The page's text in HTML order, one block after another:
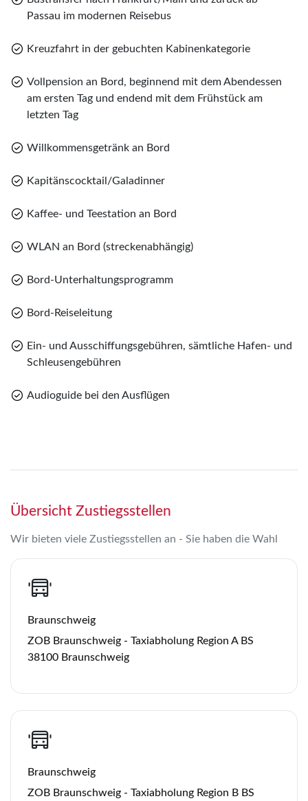
Passau im modernen Reisebus
Kreuzfahrt in der gebuchten Kabinenkategorie
Vollpension an Bord, beginnend mit dem Abendessen
am ersten Tag und endend mit dem Frühstück am
letzten Tag
Willkommensgetränk an Bord
Kapitänscocktail/Galadinner
Kaffee- und Teestation an Bord
WLAN an Bord (streckenabhängig)
Bord-Unterhaltungsprogramm
Bord-Reiseleitung
Ein- und Ausschiffungsgebühren, sämtliche Hafen- und
Schleusengebühren
Audioguide bei den Ausflügen
Übersicht Zustiegsstellen
Wir bieten viele Zustiegsstellen an - Sie haben die Wahl
Braunschweig
ZOB Braunschweig - Taxiabholung Region A BS
38100 Braunschweig
Braunschweig
ZOB Braunschweig - Taxiabholung Region B BS